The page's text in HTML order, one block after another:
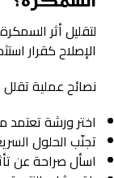
لتقليل أثر
الإصلاح كقرار
نصائح عملية
اختر ورشة
تجنّب الحلول
اسأل صراحة عن